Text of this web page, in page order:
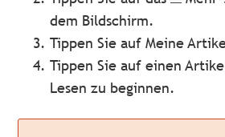
dem Bildschirm.
Tippen Sie auf Meine
Tippen Sie auf einen
Lesen zu beginnen.